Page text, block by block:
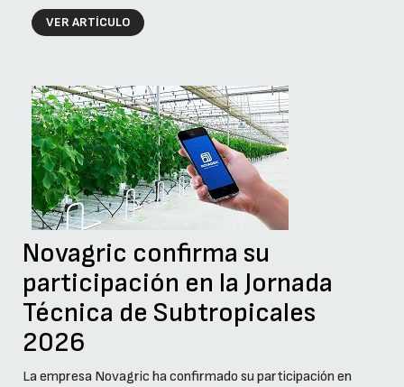
VER ARTÍCULO
Novagric confirma su
participación en la Jornada
Técnica de Subtropicales
2026
La empresa Novagric ha confirmado su participación en